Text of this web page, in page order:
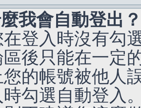
我會自動登出？
在登入時沒有勾
區後只能在一定
的帳號被他人
勾選自動登入